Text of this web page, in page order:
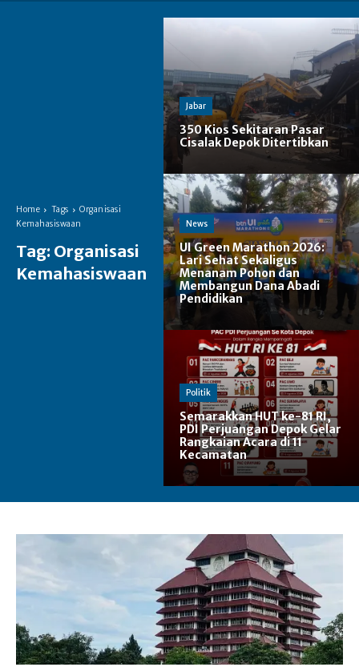
Home Tags
Organisasi
Kemahasiswaan
Tag: Organisasi
Kemahasiswaan
Jabar
350 Kios Sekitaran Pasar
Cisalak Depok Ditertibkan
News
UI Green Marathon 2026:
Lari Sehat Sekaligus
Menanam Pohon dan
Membangun Dana Abadi
Pendidikan
Politik
Semarakkan HUT ke-81 RI,
PDI Perjuangan Depok Gelar
Rangkaian Acara di 11
Kecamatan